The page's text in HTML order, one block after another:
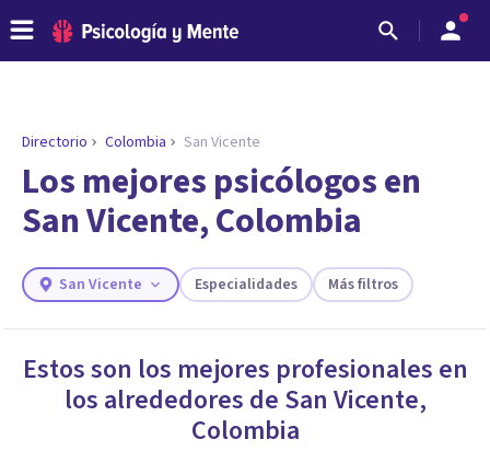
ENCONTRAR MI TERAPEUTA
¿Necesitas ayuda para encontrar el
psicólogo adecuado?
Responde a unas breves preguntas y te ofreceremos
necesidades.
Directorio Colombia San Vicente
Los mejores psicólogos en
San Vicente, Colombia
San Vicente Especialidades Más filtros
Estos son los mejores profesionales en
los alrededores de San Vicente,
Colombia